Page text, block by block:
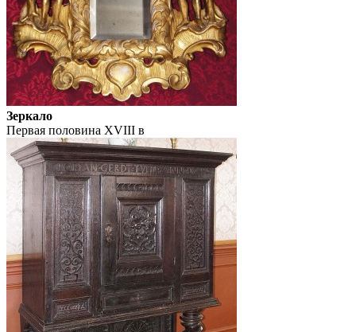
Зеркало
Первая половина XVIII в